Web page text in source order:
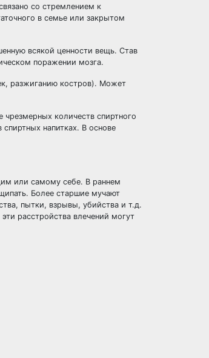
со стремлением к
в семье или закрытом
всякой ценности вещь. Став
поражении мозга.
разжиганию костров). Может
количеств спиртного
напитках. В основе
или самому себе. В раннем
Более старшие мучают
пытки, взрывы, убийства и т.д.
расстройства влечений могут